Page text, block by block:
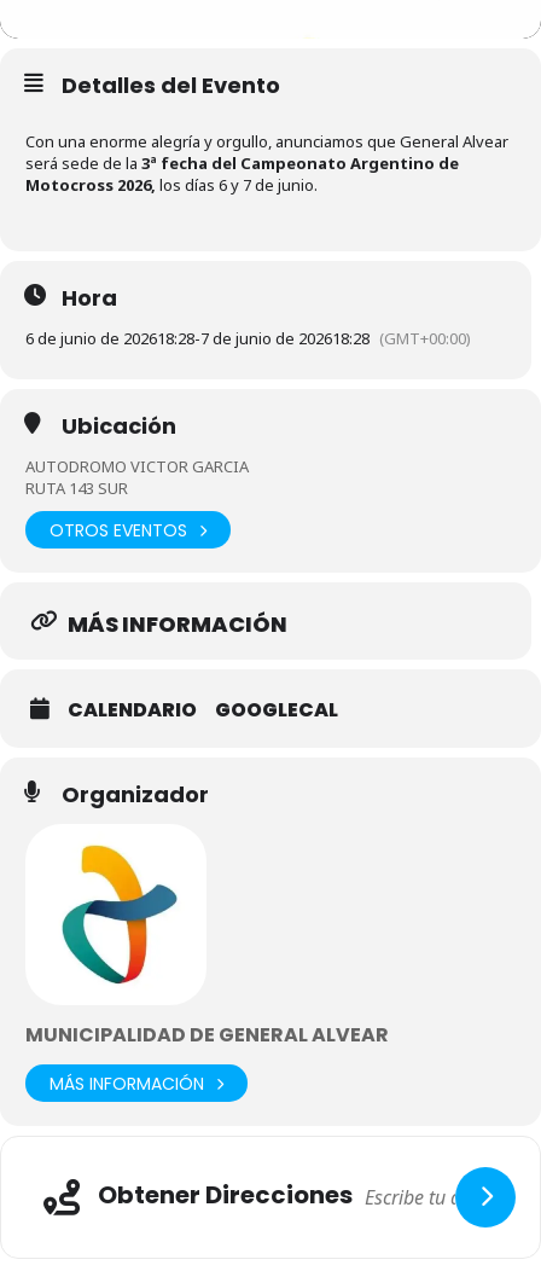
Detalles del Evento
Con una enorme alegría y orgullo, anunciamos que General Alvear
será sede de la 3ª fecha del Campeonato Argentino de
Motocross 2026, los días 6 y 7 de junio.
Hora
6 de junio de 202618:28-7 de junio de 202618:28 (GMT+00:00)
Ubicación
AUTODROMO VICTOR GARCIA
RUTA 143 SUR
OTROS EVENTOS
MÁS INFORMACIÓN
CALENDARIO GOOGLECAL
Organizador
MUNICIPALIDAD DE GENERAL ALVEAR
MÁS INFORMACIÓN
Obtener Direcciones